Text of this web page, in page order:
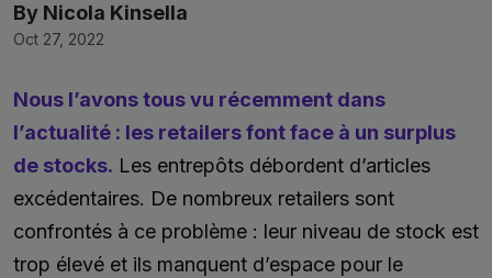
By Nicola Kinsella
Oct 27, 2022
Nous l’avons tous vu récemment dans
l’actualité : les retailers font face à un surplus
de stocks. Les entrepôts débordent d’articles
excédentaires. De nombreux retailers sont
confrontés à ce problème : leur niveau de stock est
trop élevé et ils manquent d’espace pour le